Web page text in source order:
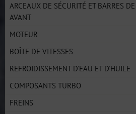
ARCEAUX DE SÉCURITÉ ET BARRES
AVANT
MOTEUR
BOÎTE DE VITESSES
REFROIDISSEMENT D'EAU ET D'HUILE
COMPOSANTS TURBO
FREINS